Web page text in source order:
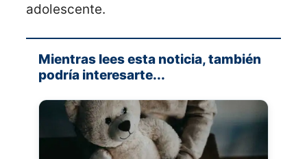
adolescente.
Mientras lees esta noticia, también
podría interesarte...